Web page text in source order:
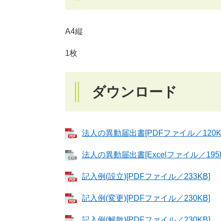
A4縦
1枚
ダウンロード
法人の異動届出書[PDFファイル／
法人の異動届出書[Excelファイル／
記入例(設立)[PDFファイル／233KB]
記入例(変更)[PDFファイル／230KB]